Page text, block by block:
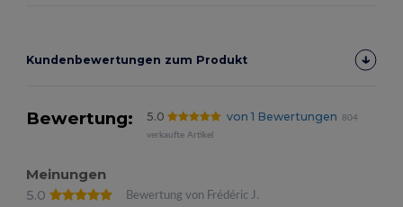
Kundenbewertungen zum Produkt
Bewertung: 5.0 von 1 Bewertungen
804
verkaufte Artikel
Meinungen
5.0
Bewertung von Frédéric J.